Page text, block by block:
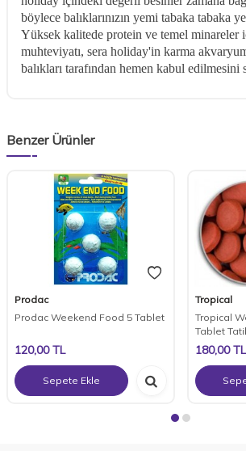
böylece balıklarınızın yemi tabaka tabaka
Yüksek kalitede protein ve temel minareler
muhteviyatı, sera holiday'in karma
balıkları tarafından hemen kabul edilmesini
Benzer Ürünler
Prodac
Prodac Weekend Food 5 Tablet
120,00TL
Sepete Ekle
Tropical
Tropical
Tablet
180,00TL